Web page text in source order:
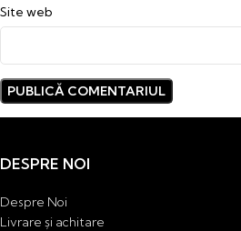
Site web
DESPRE NOI
Despre Noi
Livrare și achitare